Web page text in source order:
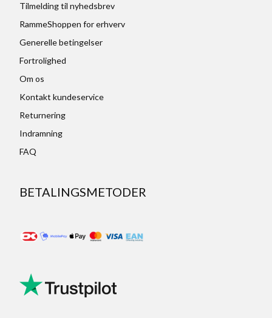
Tilmelding til nyhedsbrev
RammeShoppen for erhverv
Generelle betingelser
Fortrolighed
Om os
Kontakt kundeservice
Returnering
Indramning
FAQ
BETALINGSMETODER